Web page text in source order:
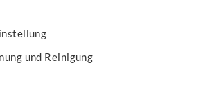
und Reinigung